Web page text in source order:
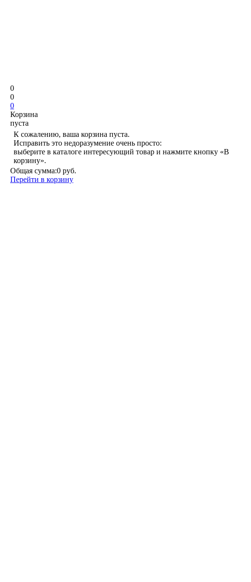
0
0
0
Корзина
пуста
К сожалению, ваша корзина пуста.
Исправить это недоразумение очень просто:
выберите в каталоге интересующий товар и нажмите кнопку «В
корзину».
Общая сумма:0 руб.
Перейти в корзину